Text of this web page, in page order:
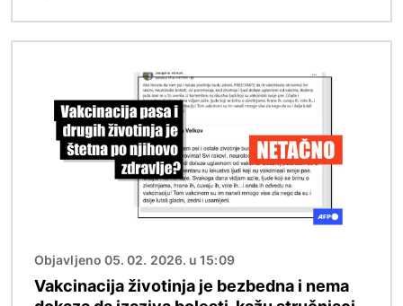
Objavljeno 05. 02. 2026. u 15:09
Vakcinacija životinja je bezbedna i nema